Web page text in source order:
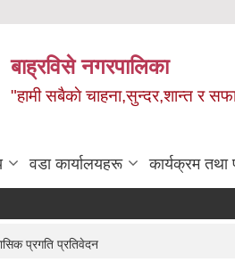
बाह्रविसे नगरपालिका
"हामी सबैकाे चाहना,सुन्दर,शान्त र
वडा कार्यालयहरू कार्यक्रम तथा
प्रगति प्रतिवेदन